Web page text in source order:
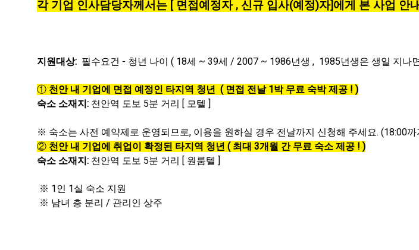
각 기업 인사담당자께서는 [ 면접예정자 , 신규 입사(예정)자]에게 본 사업 안
지원대상: 필수요건 - 청년 나이 ( 18세 ~ 39세 / 2007 ~ 1986년생 , 1985년생은 생일 지나
① 천안 내 기업에 면접 예정인 타지역 청년 ( 면접 전날 1박 무료 숙박 제공 ! )
숙소 소재지: 천안역 도보 5분 거리 [ 모텔 ]
※ 숙소는 사전 예약제로 운영되므로, 이용을 원하실 경우 전날까지 신청해 주세요. (18:00
② 천안 내 기업에 취업이 확정된 타지역 청년 ( 최대 3개월 간 무료 숙소 제공 ! )
숙소 소재지: 천안역 도보 5분 거리 [ 원룸텔 ]
※ 1인 1실 숙소 지원
※ 남녀 층 분리 / 관리인 상주